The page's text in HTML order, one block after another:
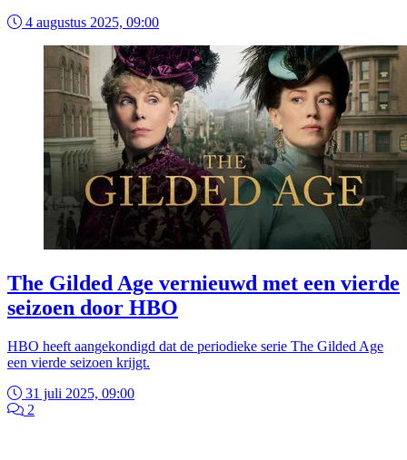
4 augustus 2025, 09:00
The Gilded Age vernieuwd met een vierde
seizoen door HBO
HBO heeft aangekondigd dat de periodieke serie The Gilded Age
een vierde seizoen krijgt.
31 juli 2025, 09:00
2